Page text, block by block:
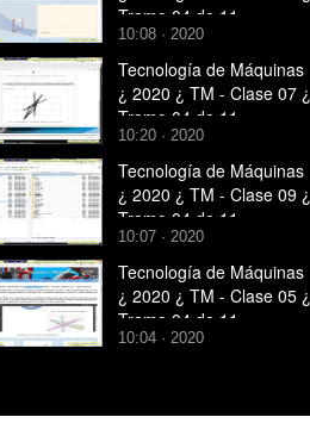
Tramo 04 de 11
10:08 · 2020
Tecnología de Máquinas
¿ 2020 ¿ TM - Clase 07 ¿
Tramo 04 de 11
10:20 · 2020
Tecnología de Máquinas
¿ 2020 ¿ TM - Clase 09 ¿
Tramo 04 de 11
10:07 · 2020
Tecnología de Máquinas
¿ 2020 ¿ TM - Clase 05 ¿
Tramo 04 de 11
10:04 · 2020